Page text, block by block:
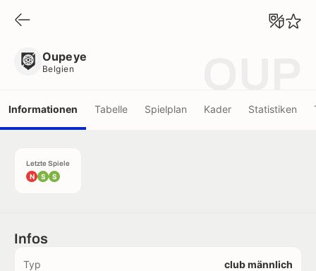
Oupeye
Belgien
Informationen Tabelle Spielplan Kader Statistiken
Letzte Spiele
N S S
Infos
Typ club männlich